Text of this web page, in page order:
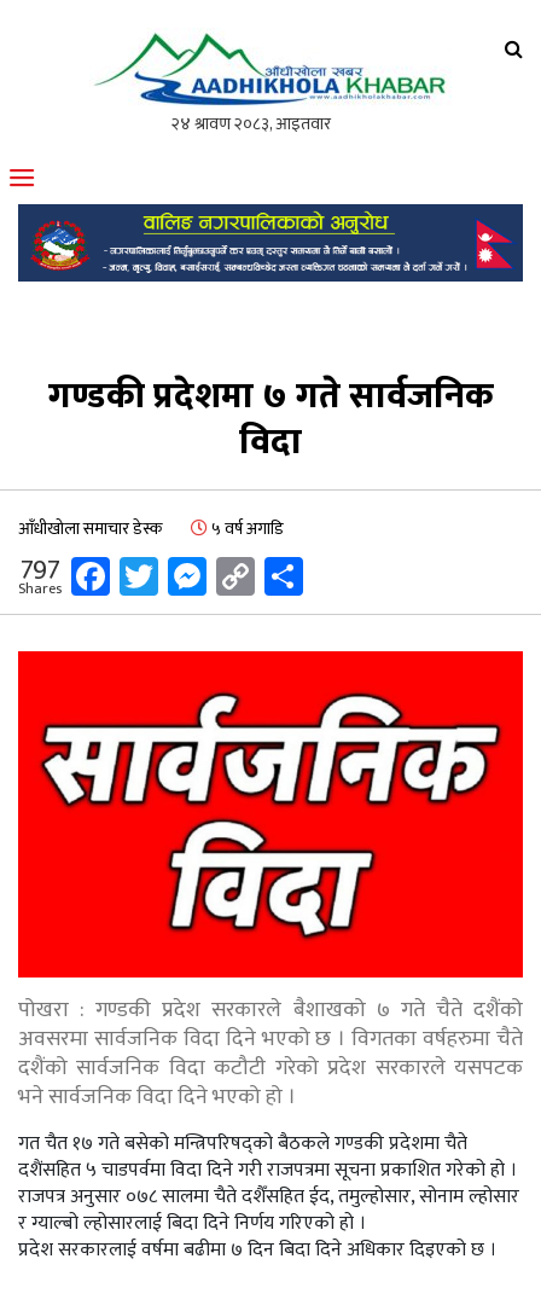
मोफसलकै लोकप्रिय अनलाइन पत्रिका
गण्डकी प्रदेशमा ७ गते सार्वजनिक
विदा
आँधीखोला समाचार डेस्क ५ वर्ष अगाडि
797
Shares Facebook
Twitter
Messenger
Copy
Link
पोखरा : गण्डकी प्रदेश सरकारले बैशाखको ७ गते चैते दशैंको
अवसरमा सार्वजनिक विदा दिने भएको छ । विगतका वर्षहरुमा चैते
दशैंको सार्वजनिक विदा कटौटी गरेको प्रदेश सरकारले यसपटक
भने सार्वजनिक विदा दिने भएको हो ।
गत चैत १७ गते बसेको मन्त्रिपरिषद्को बैठकले गण्डकी प्रदेशमा चैते
दशैंसहित ५ चाडपर्वमा विदा दिने गरी राजपत्रमा सूचना प्रकाशित गरेको हो ।
राजपत्र अनुसार ०७८ सालमा चैते दशैँसहित ईद, तमुल्होसार, सोनाम ल्होसार
र ग्याल्बो ल्होसारलाई बिदा दिने निर्णय गरिएको हो ।
प्रदेश सरकारलाई वर्षमा बढीमा ७ दिन बिदा दिने अधिकार दिइएको छ ।